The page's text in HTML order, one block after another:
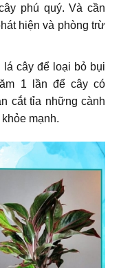
phú quý. Và cần
hiện và phòng trừ
lá cây để loại bỏ bụi
1 lần để cây có
cắt tỉa những cành
mạnh.